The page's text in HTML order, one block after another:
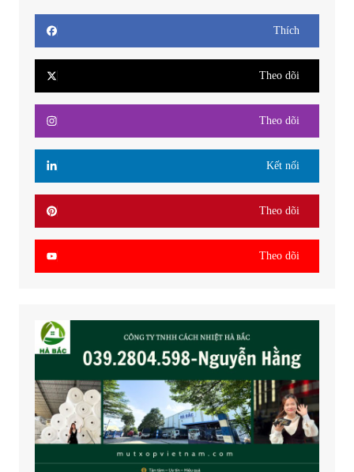
Thích
Theo dõi
Theo dõi
Kết nối
Theo dõi
Theo dõi